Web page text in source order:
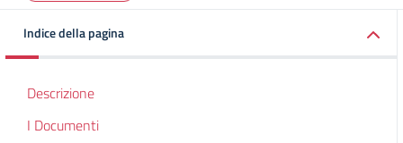
Indice della pagina
Descrizione
I Documenti